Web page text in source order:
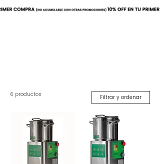
6 productos Filtrar y ordenar